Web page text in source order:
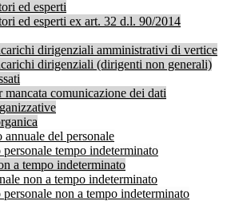
ed esperti
ed esperti ex art. 32 d.l. 90/2014
dirigenziali amministrativi di vertice
dirigenziali (dirigenti non generali)
mancata comunicazione dei dati
annuale del personale
personale tempo indeterminato
a tempo indeterminato
non a tempo indeterminato
personale non a tempo indeterminato